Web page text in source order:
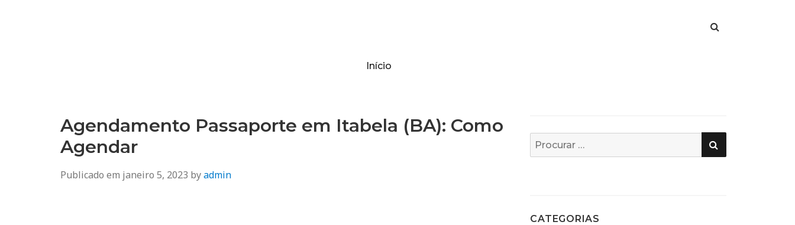
Início
Agendamento Passaporte em Itabela (BA): Como
Agendar
Publicado em janeiro 5, 2023 byadmin
Busca
por:
PESQUISA
CATEGORIAS